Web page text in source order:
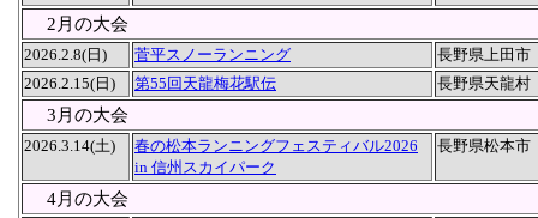
2月の大会
2026.2.8(日) 菅平スノーランニング
長野県上田市
2026.2.15(日)
第55回天龍梅花駅伝 長野県天龍村
3月の大会
2026.3.14(土)
春の松本ランニングフェスティバル2026
in 信州スカイパーク
長野県松本市
4月の大会